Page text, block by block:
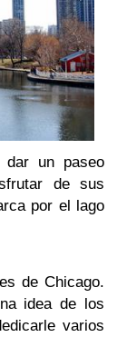
un paseo
de sus
por el lago
de Chicago.
idea de los
varios